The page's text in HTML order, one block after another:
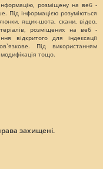
розміщену на веб -
Під інформацією розуміються
ящик-шота, скани, відео,
розміщених на веб -
відкритого для індексації
Під використанням
тощо.
захищені.